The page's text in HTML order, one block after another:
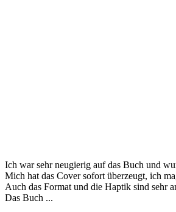
Ich war sehr neugierig auf das Buch und
Mich hat das Cover sofort überzeugt, ich
Auch das Format und die Haptik sind sehr
Das Buch ...